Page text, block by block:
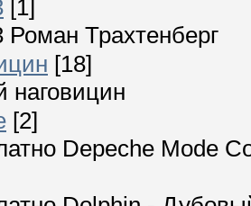
[1]
Трахтенберг
[18]
наговицин
[2]
Depeche Mode